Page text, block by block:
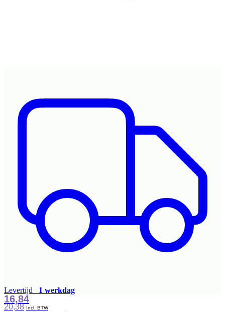
Levertijd 1 werkdag
20,38
16,84